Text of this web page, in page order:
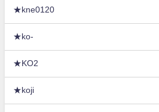
★kne0120
★ko-
★KO2
★koji